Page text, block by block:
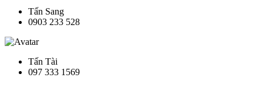
Tấn Sang
0903 233 528
Tấn Tài
097 333 1569